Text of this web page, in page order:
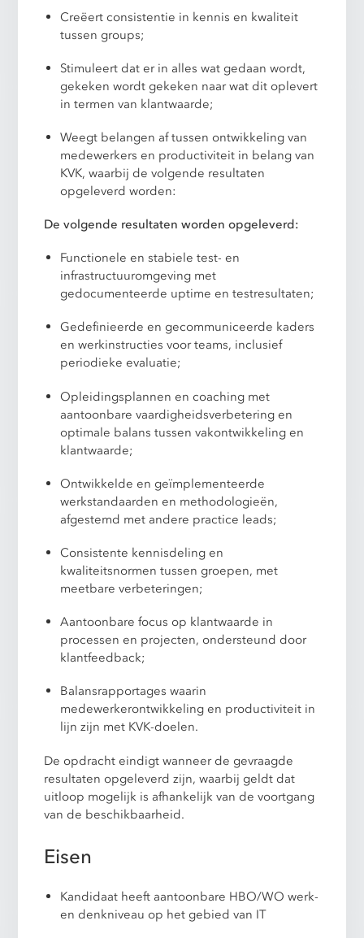
Creëert consistentie in kennis en kwaliteit
tussen groups;
Stimuleert dat er in alles wat gedaan wordt,
gekeken wordt gekeken naar wat dit oplevert
in termen van klantwaarde;
Weegt belangen af tussen ontwikkeling van
medewerkers en productiviteit in belang van
KVK, waarbij de volgende resultaten
opgeleverd worden:
De volgende resultaten worden opgeleverd:
Functionele en stabiele test- en
infrastructuuromgeving met
gedocumenteerde uptime en testresultaten;
Gedefinieerde en gecommuniceerde kaders
en werkinstructies voor teams, inclusief
periodieke evaluatie;
Opleidingsplannen en coaching met
aantoonbare vaardigheidsverbetering en
optimale balans tussen vakontwikkeling en
klantwaarde;
Ontwikkelde en geïmplementeerde
werkstandaarden en methodologieën,
afgestemd met andere practice leads;
Consistente kennisdeling en
kwaliteitsnormen tussen groepen, met
meetbare verbeteringen;
Aantoonbare focus op klantwaarde in
processen en projecten, ondersteund door
klantfeedback;
Balansrapportages waarin
medewerkerontwikkeling en productiviteit in
lijn zijn met KVK-doelen.
De opdracht eindigt wanneer de gevraagde
resultaten opgeleverd zijn, waarbij geldt dat
uitloop mogelijk is afhankelijk van de voortgang
van de beschikbaarheid.
Eisen
Kandidaat heeft aantoonbare HBO/WO werk-
en denkniveau op het gebied van IT